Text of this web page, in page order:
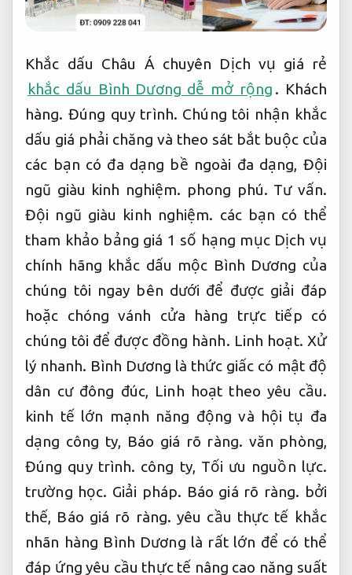
Khắc dấu Châu Á chuyên Dịch vụ giá rẻ
khắc dấu Bình Dương dễ mở rộng . Khách
hàng. Đúng quy trình. Chúng tôi nhận khắc
dấu giá phải chăng và theo sát bắt buộc của
các bạn có đa dạng bề ngoài đa dạng, Đội
ngũ giàu kinh nghiệm. phong phú. Tư vấn.
Đội ngũ giàu kinh nghiệm. các bạn có thể
tham khảo bảng giá 1 số hạng mục Dịch vụ
chính hãng khắc dấu mộc Bình Dương của
chúng tôi ngay bên dưới để được giải đáp
hoặc chóng vánh cửa hàng trực tiếp có
chúng tôi để được đồng hành. Linh hoạt. Xử
lý nhanh. Bình Dương là thức giấc có mật độ
dân cư đông đúc, Linh hoạt theo yêu cầu.
kinh tế lớn mạnh năng động và hội tụ đa
dạng công ty, Báo giá rõ ràng. văn phòng,
Đúng quy trình. công ty, Tối ưu nguồn lực.
trường học. Giải pháp. Báo giá rõ ràng. bởi
thế, Báo giá rõ ràng. yêu cầu thực tế khắc
nhãn hàng Bình Dương là rất lớn để có thể
đáp ứng yêu cầu thực tế nâng cao năng suất